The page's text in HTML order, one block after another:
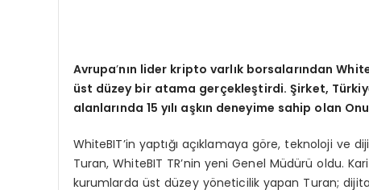
Avrupa’nın lider kripto varlık borsalarından
üst düzey bir atama gerçekleştirdi. Şirket,
alanlarında 15 yılı aşkın deneyime sahip olan
WhiteBIT’in yaptığı açıklamaya göre, teknoloji ve
Turan, WhiteBIT TR’nin yeni Genel Müdürü oldu.
kurumlarda üst düzey yöneticilik yapan Turan;